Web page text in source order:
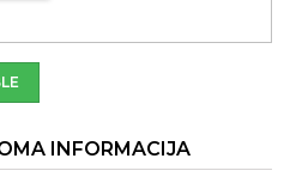
INFORMACIJA